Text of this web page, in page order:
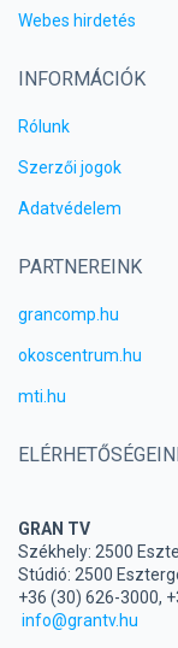
Webes hirdetés
INFORMÁCIÓK
Rólunk
Szerzői jogok
Adatvédelem
PARTNEREINK
grancomp.hu
okoscentrum.hu
mti.hu
GRAN TV
Székhely: 2500
Stúdió: 2500
+36 (30) 626-3000,
info@grantv.hu